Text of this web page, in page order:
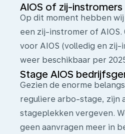
AIOS of zij-instromers
Op dit moment hebben
een zij-instromer of AIOS.
voor AIOS (volledig en
weer beschikbaar per
Stage AIOS
Gezien de enorme
reguliere arbo-stage, zijn
stageplekken vergeven.
geen aanvragen meer in